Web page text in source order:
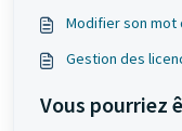
Modifier son mot
Gestion des
Vous pourriez